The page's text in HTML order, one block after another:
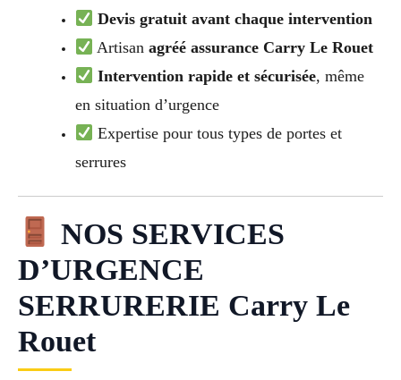
Devis gratuit avant chaque intervention
Artisanagréé assurance Carry Le Rouet
Intervention rapide et sécurisée, même
en situation d’urgence
Expertise pour tous types de portes et
serrures
NOS SERVICES
D’URGENCE
SERRURERIE Carry Le
Rouet